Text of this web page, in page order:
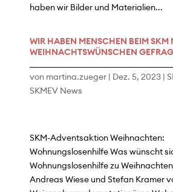
haben wir Bilder und Materialien...
WIR HABEN MENSCHEN BEIM SKM
WEIHNACHTSWÜNSCHEN
von martina.zueger Dez. 5, 2023 |
SKMEV News
SKM-Adventsaktion Weihnachten:
Wohnungslosenhilfe Was wünscht
Wohnungslosenhilfe zu
Andreas Wiese und Stefan Kramer